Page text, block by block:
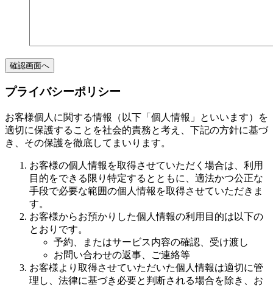
プライバシーポリシー
お客様個人に関する情報（以下「個人情報」といいます）を
適切に保護することを社会的責務と考え、下記の方針に基づ
き、その保護を徹底してまいります。
お客様の個人情報を取得させていただく場合は、利用
目的をできる限り特定するとともに、適法かつ公正な
手段で必要な範囲の個人情報を取得させていただきま
す。
お客様からお預かりした個人情報の利用目的は以下の
とおりです。
予約、またはサービス内容の確認、受け渡し
お問い合わせの返事、ご連絡等
お客様より取得させていただいた個人情報は適切に管
理し、法律に基づき必要と判断される場合を除き、お